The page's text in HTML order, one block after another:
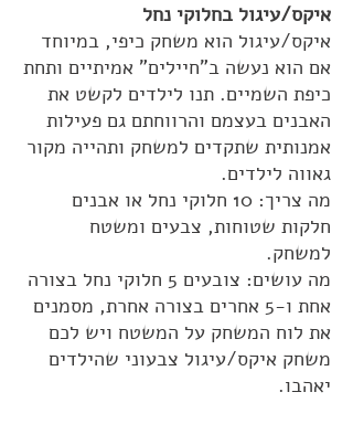
איקס/עיגול בחלוקי נחל
איקס/עיגול הוא משחק כיפי, במיוחד
אם הוא נעשה ב"חיילים" אמיתיים ותחת
כיפת השמיים. תנו לילדים לקשט את
האבנים בעצמם והרווחתם גם פעילות
אמנותית שתקדים למשחק ותהייה מקור
גאווה לילדים.
מה צריך: 10 חלוקי נחל או אבנים
חלקות שטוחות, צבעים ומשטח
למשחק.
מה עושים: צובעים 5 חלוקי נחל בצורה
אחת ו-5 אחרים בצורה אחרת, מסמנים
את לוח המשחק על המשטח ויש לכם
משחק איקס/עיגול צבעוני שהילדים
יאהבו.